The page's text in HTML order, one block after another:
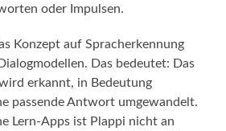
oder Impulsen.
Konzept auf Spracherkennung
Das bedeutet: Das
erkannt, in Bedeutung
passende Antwort umgewandelt.
Lern-Apps ist Plappi nicht an